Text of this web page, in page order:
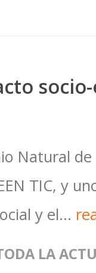
Natural
TIC, y
y el...
LA